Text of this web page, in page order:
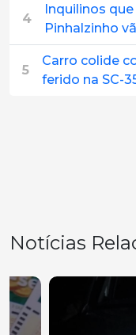
4
Inquilinos
Pinhalzinho
5
Carro colide
ferido na SC-
Notícias